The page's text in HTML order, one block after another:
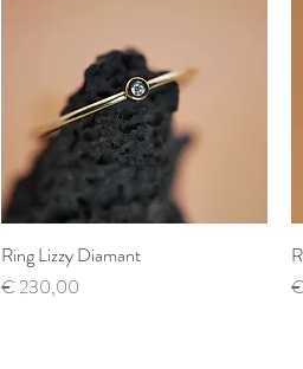
Snel overzicht
Ring Lizzy Diamant
Prijs
€ 230,00